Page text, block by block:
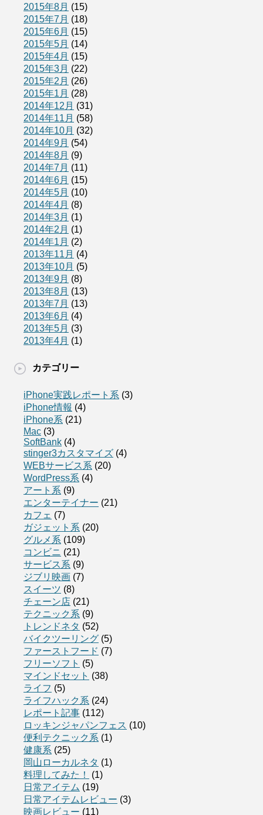
2015年8月 (15)
2015年7月 (18)
2015年6月 (15)
2015年5月 (14)
2015年4月 (15)
2015年3月 (22)
2015年2月 (26)
2015年1月 (28)
2014年12月 (31)
2014年11月 (58)
2014年10月 (32)
2014年9月 (54)
2014年8月 (9)
2014年7月 (11)
2014年6月 (15)
2014年5月 (10)
2014年4月 (8)
2014年3月 (1)
2014年2月 (1)
2014年1月 (2)
2013年11月 (4)
2013年10月 (5)
2013年9月 (8)
2013年8月 (13)
2013年7月 (13)
2013年6月 (4)
2013年5月 (3)
2013年4月 (1)
カテゴリー
iPhone実践レポート系 (3)
iPhone情報 (4)
iPhone系 (21)
Mac (3)
SoftBank (4)
stinger3カスタマイズ (4)
WEBサービス系 (20)
WordPress系 (4)
アート系 (9)
エンターテイナー (21)
カフェ (7)
ガジェット系 (20)
グルメ系 (109)
コンビニ (21)
サービス系 (9)
ジブリ映画 (7)
スイーツ (8)
チェーン店 (21)
テクニック系 (9)
トレンドネタ (52)
バイクツーリング (5)
ファーストフード (7)
フリーソフト (5)
マインドセット (38)
ライフ (5)
ライフハック系 (24)
レポート記事 (112)
ロッキンジャパンフェス (10)
便利テクニック系 (1)
健康系 (25)
岡山ローカルネタ (1)
料理してみた！
(1)
日常アイテム (19)
日常アイテムレビュー (3)
映画レビュー (11)